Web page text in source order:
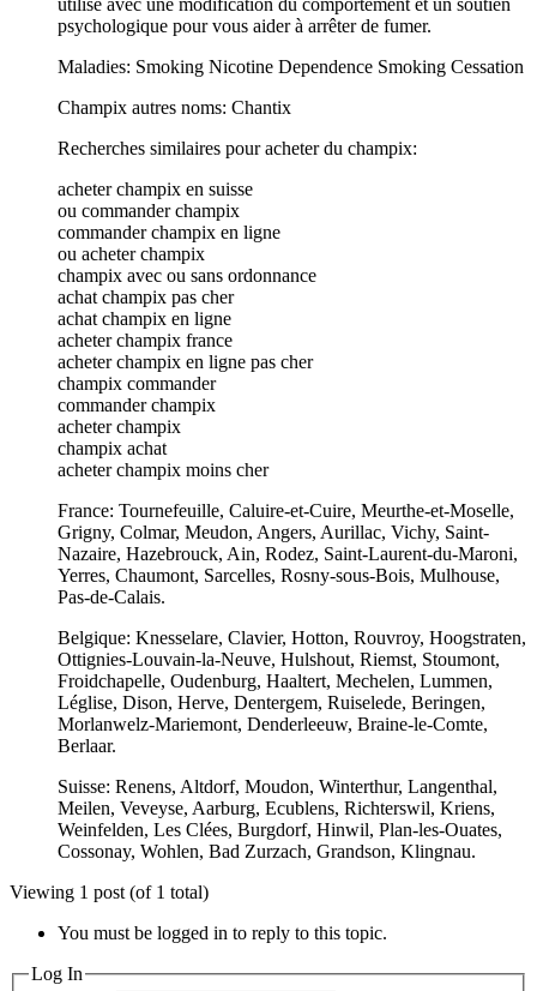
psychologique pour vous aider à arrêter de fumer.
Maladies: Smoking Nicotine Dependence Smoking Cessation
Champix autres noms: Chantix
Recherches similaires pour acheter du champix:
acheter champix en suisse
ou commander champix
commander champix en ligne
ou acheter champix
champix avec ou sans ordonnance
achat champix pas cher
achat champix en ligne
acheter champix france
acheter champix en ligne pas cher
champix commander
commander champix
acheter champix
champix achat
acheter champix moins cher
France: Tournefeuille, Caluire-et-Cuire, Meurthe-et-Moselle,
Grigny, Colmar, Meudon, Angers, Aurillac, Vichy, Saint-
Nazaire, Hazebrouck, Ain, Rodez, Saint-Laurent-du-Maroni,
Yerres, Chaumont, Sarcelles, Rosny-sous-Bois, Mulhouse,
Pas-de-Calais.
Belgique: Knesselare, Clavier, Hotton, Rouvroy, Hoogstraten,
Ottignies-Louvain-la-Neuve, Hulshout, Riemst, Stoumont,
Froidchapelle, Oudenburg, Haaltert, Mechelen, Lummen,
Léglise, Dison, Herve, Dentergem, Ruiselede, Beringen,
Morlanwelz-Mariemont, Denderleeuw, Braine-le-Comte,
Berlaar.
Suisse: Renens, Altdorf, Moudon, Winterthur, Langenthal,
Meilen, Veveyse, Aarburg, Ecublens, Richterswil, Kriens,
Weinfelden, Les Clées, Burgdorf, Hinwil, Plan-les-Ouates,
Cossonay, Wohlen, Bad Zurzach, Grandson, Klingnau.
Viewing 1 post (of 1 total)
You must be logged in to reply to this topic.
Log In